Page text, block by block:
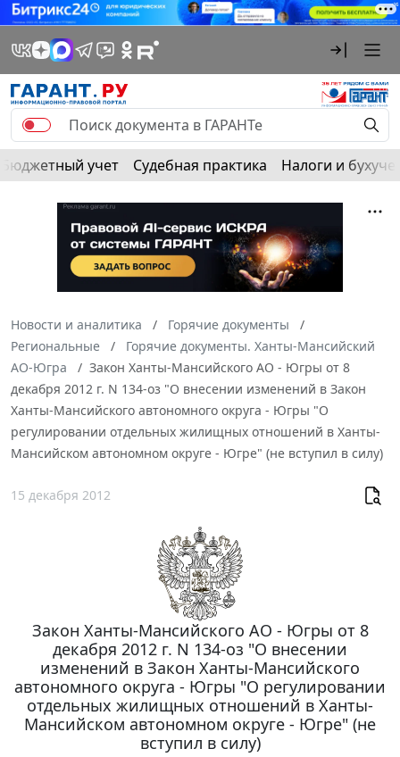
Бюджетный учет Судебная практика Налоги и
Новости и аналитика
Горячие документы
Региональные
Горячие документы. Ханты-Мансийский
АО-Югра
Закон Ханты-Мансийского АО - Югры от 8
декабря 2012 г. N 134-оз "О внесении изменений в Закон
Ханты-Мансийского автономного округа - Югры "О
регулировании отдельных жилищных отношений в Ханты-
Мансийском автономном округе - Югре" (не вступил в силу)
15 декабря 2012
Закон Ханты-Мансийского АО - Югры от 8
декабря 2012 г. N 134-оз "О внесении
изменений в Закон Ханты-Мансийского
автономного округа - Югры "О регулировании
отдельных жилищных отношений в Ханты-
Мансийском автономном округе - Югре" (не
вступил в силу)